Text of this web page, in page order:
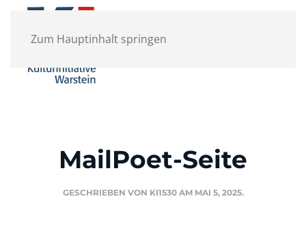
Zum Hauptinhalt springen
MailPoet-Seite
GESCHRIEBEN VON KI1530AM MAI 5, 2025.